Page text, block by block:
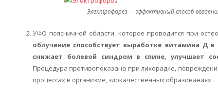
Электрофорез — эффективный способ
УФО поясничной области, которое проводится при
облучение способствует выработке витамина Д
снижает болевой синдром в спине, улучшает
Процедура противопоказана при лихорадке,
процессах в организме, злокачественных образованиях.